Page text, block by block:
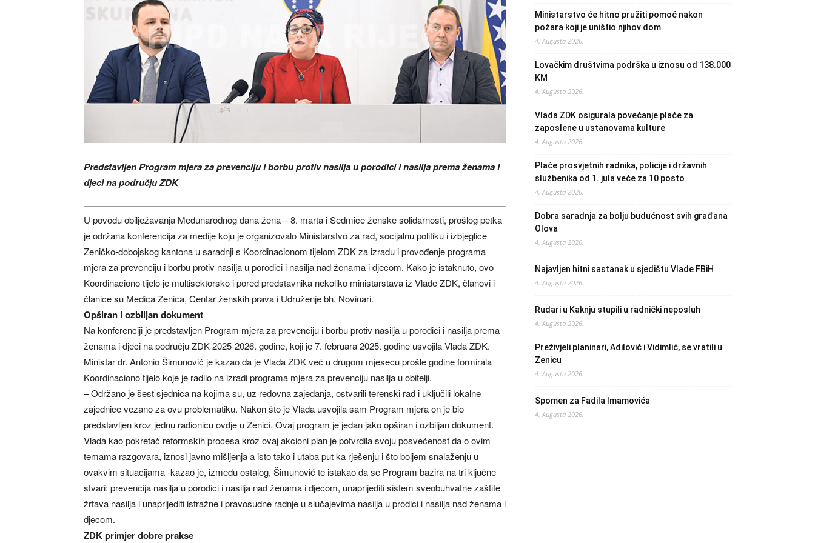
Predstavljen Program mjera za prevenciju i borbu protiv nasilja u porodici i nasilja prema ženama i
djeci na području ZDK
U povodu obilježavanja Međunarodnog dana žena – 8. marta i Sedmice ženske solidarnosti, prošlog petka
je održana konferencija za medije koju je organizovalo Ministarstvo za rad, socijalnu politiku i izbjeglice
Zeničko-dobojskog kantona u saradnji s Koordinacionom tijelom ZDK za izradu i provođenje programa
mjera za prevenciju i borbu protiv nasilja u porodici i nasilja nad ženama i djecom. Kako je istaknuto, ovo
Koordinaciono tijelo je multisektorsko i pored predstavnika nekoliko ministarstava iz Vlade ZDK, članovi i
članice su Medica Zenica, Centar ženskih prava i Udruženje bh. Novinari.
Opširan i ozbiljan dokument
Na konferenciji je predstavljen Program mjera za prevenciju i borbu protiv nasilja u porodici i nasilja prema
ženama i djeci na području ZDK 2025-2026. godine, koji je 7. februara 2025. godine usvojila Vlada ZDK.
Ministar dr. Antonio Šimunović je kazao da je Vlada ZDK već u drugom mjesecu prošle godine formirala
Koordinaciono tijelo koje je radilo na izradi programa mjera za prevenciju nasilja u obitelji.
– Održano je šest sjednica na kojima su, uz redovna zajedanja, ostvarili terenski rad i uključili lokalne
zajednice vezano za ovu problematiku. Nakon što je Vlada usvojila sam Program mjera on je bio
predstavljen kroz jednu radionicu ovdje u Zenici. Ovaj program je jedan jako opširan i ozbiljan dokument.
Vlada kao pokretač reformskih procesa kroz ovaj akcioni plan je potvrdila svoju posvećenost da o ovim
temama razgovara, iznosi javno mišljenja a isto tako i utaba put ka rješenju i što boljem snalaženju u
ovakvim situacijama -kazao je, između ostalog, Šimunović te istakao da se Program bazira na tri ključne
stvari: prevencija nasilja u porodici i nasilja nad ženama i djecom, unaprijediti sistem sveobuhvatne zaštite
žrtava nasilja i unaprijediti istražne i pravosudne radnje u slučajevima nasilja u prodici i nasilja nad ženama i
djecom.
ZDK primjer dobre prakse
Ministarstvo će hitno pružiti pomoć nakon
požara koji je uništio njihov dom
4. Augusta 2026.
Lovačkim društvima podrška u iznosu od 138.000
KM
4. Augusta 2026.
Vlada ZDK osigurala povećanje plaće za
zaposlene u ustanovama kulture
4. Augusta 2026.
Plaće prosvjetnih radnika, policije i državnih
službenika od 1. jula veće za 10 posto
4. Augusta 2026.
Dobra saradnja za bolju budućnost svih građana
Olova
4. Augusta 2026.
Najavljen hitni sastanak u sjedištu Vlade FBiH
4. Augusta 2026.
Rudari u Kaknju stupili u radnički neposluh
4. Augusta 2026.
Preživjeli planinari, Adilović i Vidimlić, se vratili u
Zenicu
4. Augusta 2026.
Spomen za Fadila Imamovića
4. Augusta 2026.